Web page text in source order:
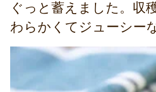
ぐっと蓄えました。収
わらかくてジューシー